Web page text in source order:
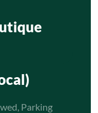
Parking